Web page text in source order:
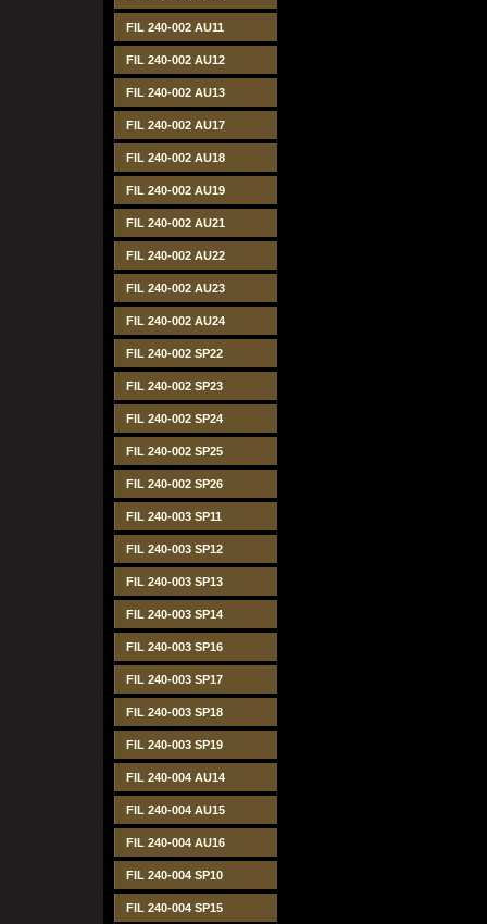
FIL 240-002 AU11
FIL 240-002 AU12
FIL 240-002 AU13
FIL 240-002 AU17
FIL 240-002 AU18
FIL 240-002 AU19
FIL 240-002 AU21
FIL 240-002 AU22
FIL 240-002 AU23
FIL 240-002 AU24
FIL 240-002 SP22
FIL 240-002 SP23
FIL 240-002 SP24
FIL 240-002 SP25
FIL 240-002 SP26
FIL 240-003 SP11
FIL 240-003 SP12
FIL 240-003 SP13
FIL 240-003 SP14
FIL 240-003 SP16
FIL 240-003 SP17
FIL 240-003 SP18
FIL 240-003 SP19
FIL 240-004 AU14
FIL 240-004 AU15
FIL 240-004 AU16
FIL 240-004 SP10
FIL 240-004 SP15